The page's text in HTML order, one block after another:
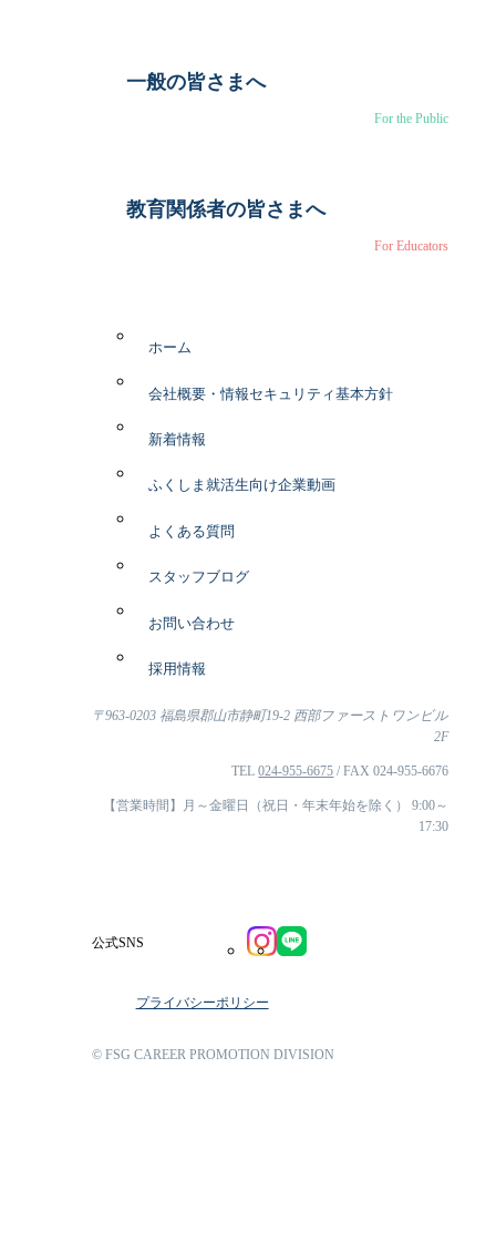
一般の皆さまへ
For the Public
教育関係者の皆さまへ
For Educators
ホーム
会社概要・情報セキュリティ基本方針
新着情報
ふくしま就活生向け企業動画
よくある質問
スタッフブログ
お問い合わせ
採用情報
〒963-0203 福島県郡山市静町19-2 西部ファーストワンビル
2F
TEL024-955-6675 / FAX 024-955-6676
【営業時間】月～金曜日（祝日・年末年始を除く） 9:00～
17:30
公式SNS
プライバシーポリシー
© FSG CAREER PROMOTION DIVISION